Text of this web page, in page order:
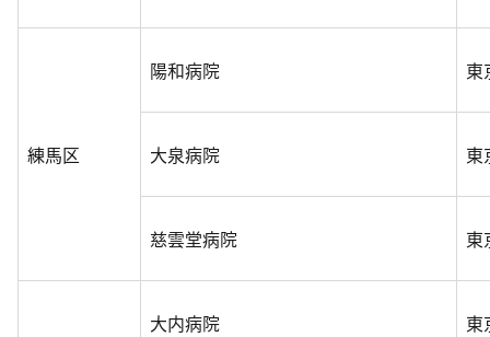
練馬区
陽和病院 東
大泉病院 東
慈雲堂病院 東
大内病院 東